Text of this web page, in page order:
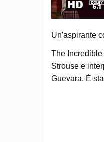
Un'aspirante
The
Strouse e
Guevara. È